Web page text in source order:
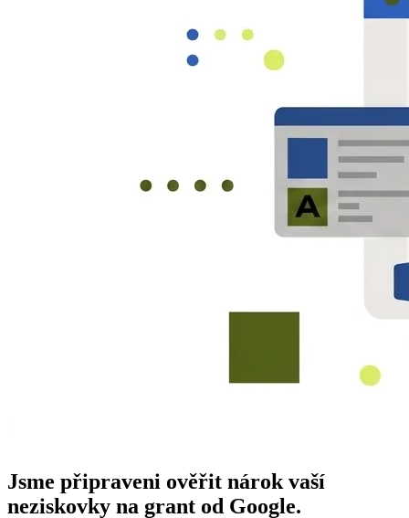
Jsme připraveni ověřit nárok vaší
neziskovky na grant od Google.